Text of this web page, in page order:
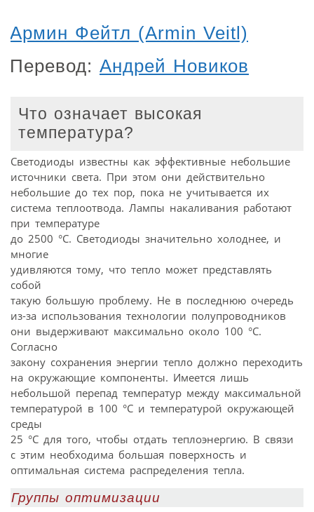
Армин Фейтл (Armin Veitl)
Перевод: Андрей Новиков
Что означает высокая
температура?
Светодиоды известны как эффективные небольшие
источники света. При этом они действительно
небольшие до тех пор, пока не учитывается их
система теплоотвода. Лампы накаливания работают
при температуре
до 2500 °C. Светодиоды значительно холоднее, и
многие
удивляются тому, что тепло может представлять
собой
такую большую проблему. Не в последнюю очередь
из-за использования технологии полупроводников
они выдерживают максимально около 100 °C.
Согласно
закону сохранения энергии тепло должно переходить
на окружающие компоненты. Имеется лишь
небольшой перепад температур между максимальной
температурой в 100 °C и температурой окружающей
среды
25 °C для того, чтобы отдать теплоэнергию. В связи
с этим необходима большая поверхность и
оптимальная система распределения тепла.
Группы оптимизации